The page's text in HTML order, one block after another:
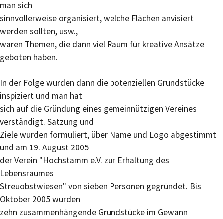
man sich
sinnvollerweise organisiert, welche Flächen anvisiert
werden sollten, usw.,
waren Themen, die dann viel Raum für kreative Ansätze
geboten haben.
In der Folge wurden dann die potenziellen Grundstücke
inspiziert und man hat
sich auf die Gründung eines gemeinnützigen Vereines
verständigt. Satzung und
Ziele wurden formuliert, über Name und Logo abgestimmt
und am 19. August 2005
der Verein "Hochstamm e.V. zur Erhaltung des
Lebensraumes
Streuobstwiesen" von sieben Personen gegründet. Bis
Oktober 2005 wurden
zehn zusammenhängende Grundstücke im Gewann